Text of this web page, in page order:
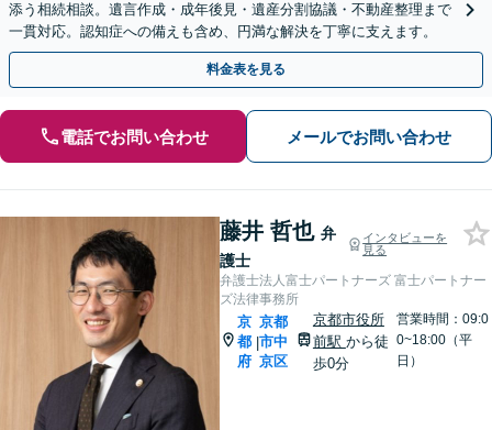
添う相続相談。遺言作成・成年後見・遺産分割協議・不動産整理まで
一貫対応。認知症への備えも含め、円満な解決を丁寧に支えます。
料金表を見る
電話でお問い合わせ メールでお問い合わせ
藤井 哲也 弁
護士
インタビューを
見る
弁護士法人富士パートナーズ 富士パートナー
ズ法律事務所
京
都
府
|
京都
市中
京区
京都市役所
前駅 から徒
歩0分
営業時間：09:0
0~18:00（平
日）